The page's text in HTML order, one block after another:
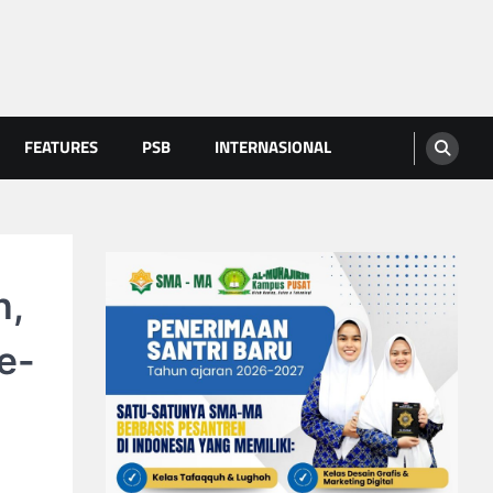
FEATURES PSB INTERNASIONAL